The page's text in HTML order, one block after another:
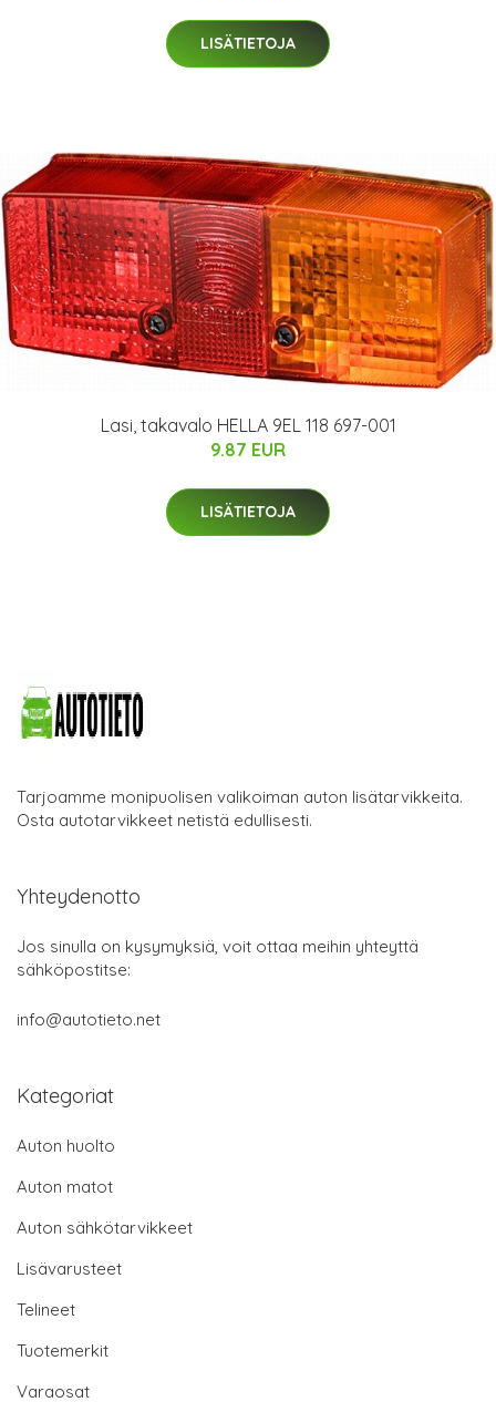
LISÄTIETOJA
Lasi, takavalo HELLA 9EL 118 697-001
9.87 EUR
LISÄTIETOJA
Tarjoamme monipuolisen valikoiman auton lisätarvikkeita.
Osta autotarvikkeet netistä edullisesti.
Yhteydenotto
Jos sinulla on kysymyksiä, voit ottaa meihin yhteyttä
sähköpostitse:
info@autotieto.net
Kategoriat
Auton huolto
Auton matot
Auton sähkötarvikkeet
Lisävarusteet
Telineet
Tuotemerkit
Varaosat